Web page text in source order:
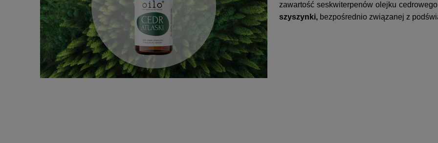
zawartość seskwiterpenów olejku cedrowego
szyszynki, bezpośrednio związanej z